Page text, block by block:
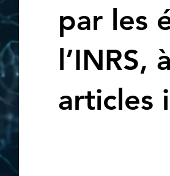
par les
l’INRS,
articles